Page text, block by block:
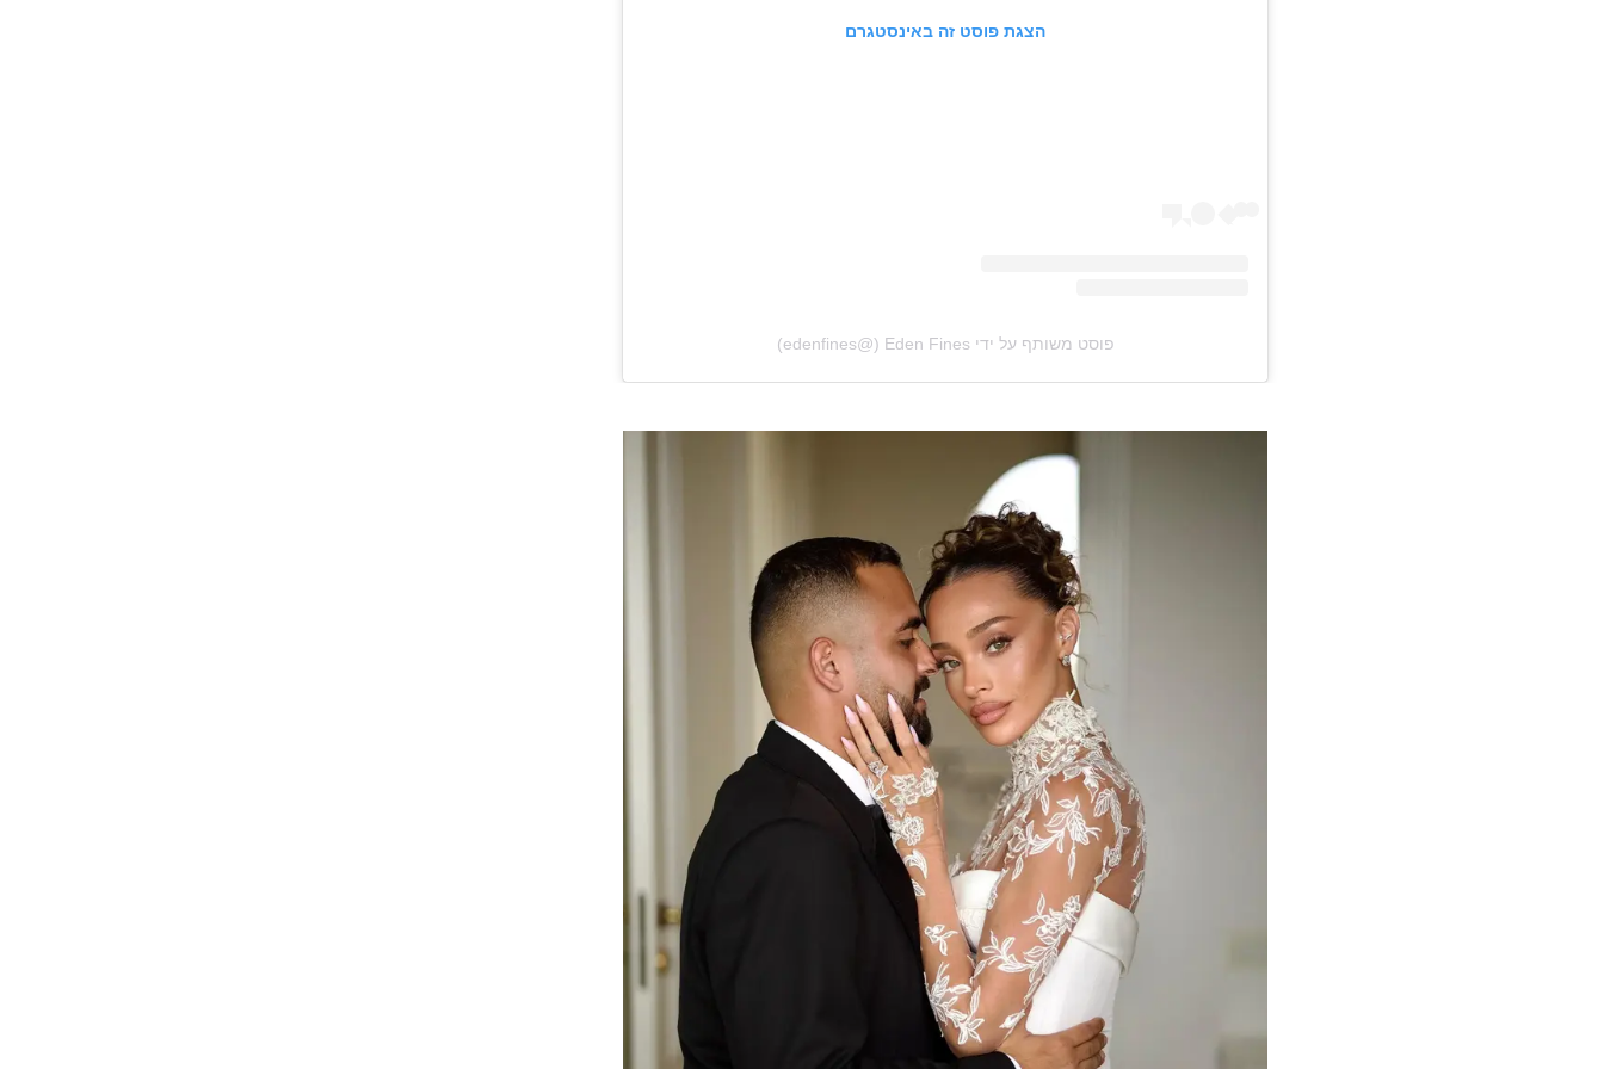
הצגת פוסט זה באינסטגרם
פוסט משותף על ידי ‏‎Eden Fines‎‏ (@‏‎edenfines‎‏)